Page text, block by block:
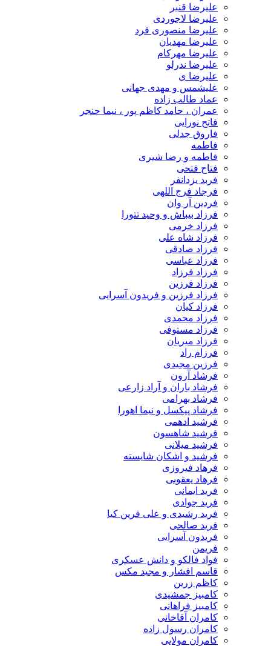
علیرضا قنبر
علیرضا لاجوردی
علیرضا منصوری فرد
علیرضا مهدیان
علیرضا مهرکام
علیرضا ندرلو
علیرضا ی
علیشمس و مهدی جهانی
عماد طالب زاده
عمران ، حامد کاظم پور ، نیما حنجر
فاتح نورایی
فاروق جدلی
فاطمه
فاطمه و رضا شیری
فتاح فتحی
فربد یزدانفر
فرجاد فرج اللهی
فردین آر وان
فرزاد بیباش و وحید تتورا
فرزاد خرمی
فرزاد شاه علی
فرزاد صادقی
فرزاد عباسی
فرزاد فرزاد
فرزاد فرزین
فرزاد فرزین و فریدون آسرایی
فرزاد کیان
فرزاد محمدی
فرزاد مستوفی
فرزاد میریان
فرزام راد
فرزین مجیدی
فرشاد آرون
فرشاد باران و آراد زارعی
فرشاد بهرامی
فرشاد پیکسل و نیما اهورا
فرشید ادهمی
فرشید شاهسون
فرشید میلانی
فرشید و اشکان شایسته
فرهاد فیروزی
فرهاد یعقوبی
فرید ایمانی
فرید جوادی
فرید رشیدی و علی فرین کیا
فرید صالحی
فریدون آسرایی
فریمن
فواد فالکو و دانش عسکری
قاسم افشار و مجید مکس
کاظم زرین
کامبیز جمشیدی
کامبیز فراهانی
کامران آقاخانی
کامران رسول زاده
کامران مولایی